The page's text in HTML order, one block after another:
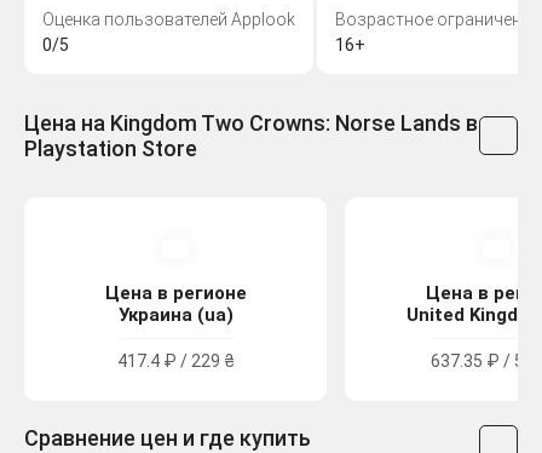
Оценка пользователей Applook
0/5
Возрастное ограничение
16+
Цена на Kingdom Two Crowns: Norse Lands в
Playstation Store
Цена в регионе
Украина (ua)
417.4 ₽ / 229 ₴
Цена в
United
637.35 ₽ /
Сравнение цен и где купить